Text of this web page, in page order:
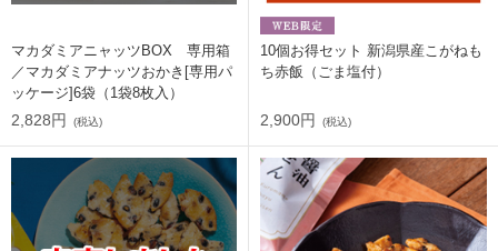
マカダミアニャッツBOX 専用箱
／マカダミアナッツおかき[専用パ
ッケージ]6袋（1袋8枚入）
2,828円 (税込)
10個お得セット 新潟県産こがねも
ち赤飯（ごま塩付）
2,900円 (税込)